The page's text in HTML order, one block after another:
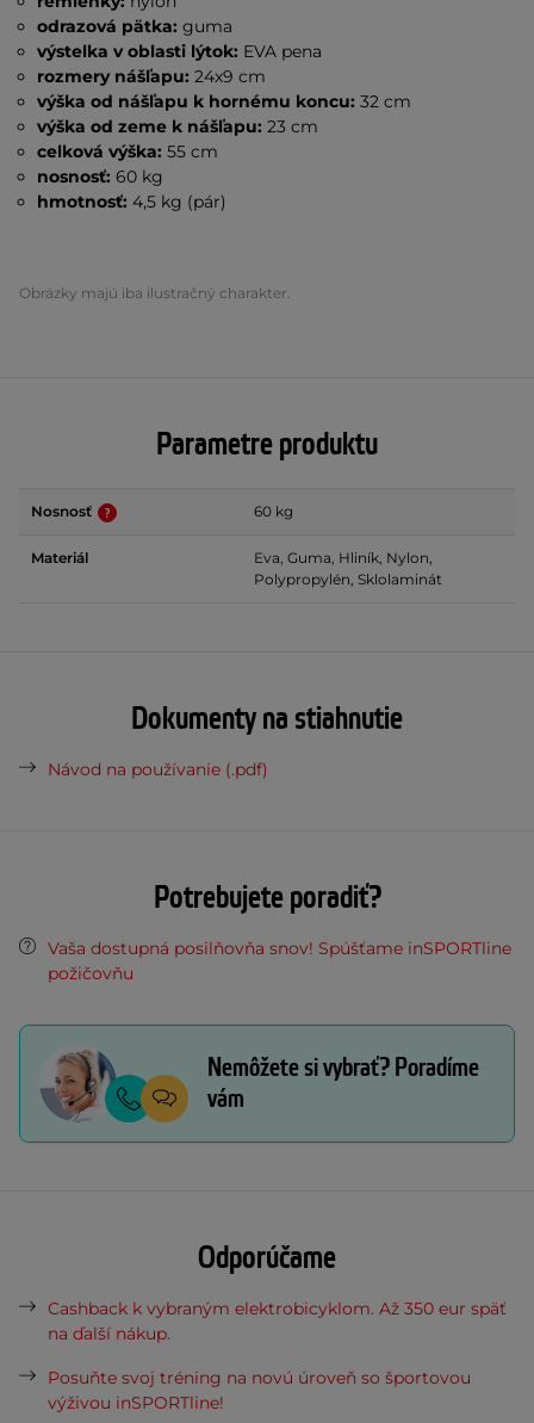
odrazová pätka: guma
výstelka v oblasti lýtok: EVA pena
rozmery nášľapu: 24x9 cm
výška od nášľapu k hornému koncu: 32 cm
výška od zeme k nášľapu:23 cm
celková výška: 55 cm
nosnosť: 60 kg
hmotnosť: 4,5 kg (pár)
Obrázky majú iba ilustračný charakter.
Parametre produktu
Nosnosť 60 kg
Materiál
Eva, Guma, Hliník, Nylon,
Polypropylén, Sklolaminát
Dokumenty na stiahnutie
Návod na používanie (.pdf)
Potrebujete poradiť?
Vaša dostupná posilňovňa snov! Spúšťame inSPORTline
požičovňu
Nemôžete si vybrať? Poradíme
vám
Odporúčame
Cashback k vybraným elektrobicyklom. Až 350 eur späť
na ďalší nákup.
Posuňte svoj tréning na novú úroveň so športovou
výživou inSPORTline!